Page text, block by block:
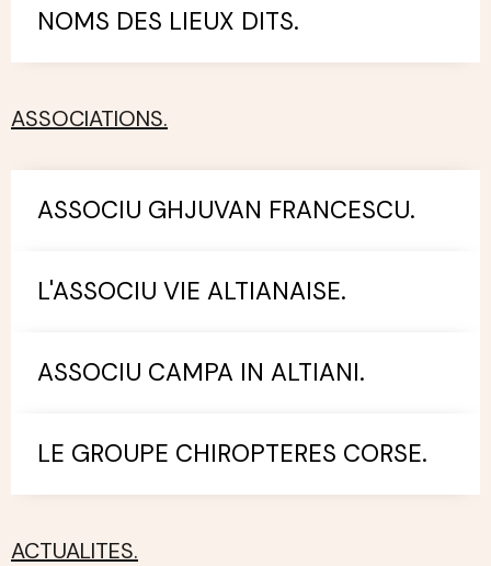
NOMS DES LIEUX DITS.
ASSOCIATIONS.
ASSOCIU GHJUVAN FRANCESCU.
L'ASSOCIU VIE ALTIANAISE.
ASSOCIU CAMPA IN ALTIANI.
LE GROUPE CHIROPTERES CORSE.
ACTUALITES.